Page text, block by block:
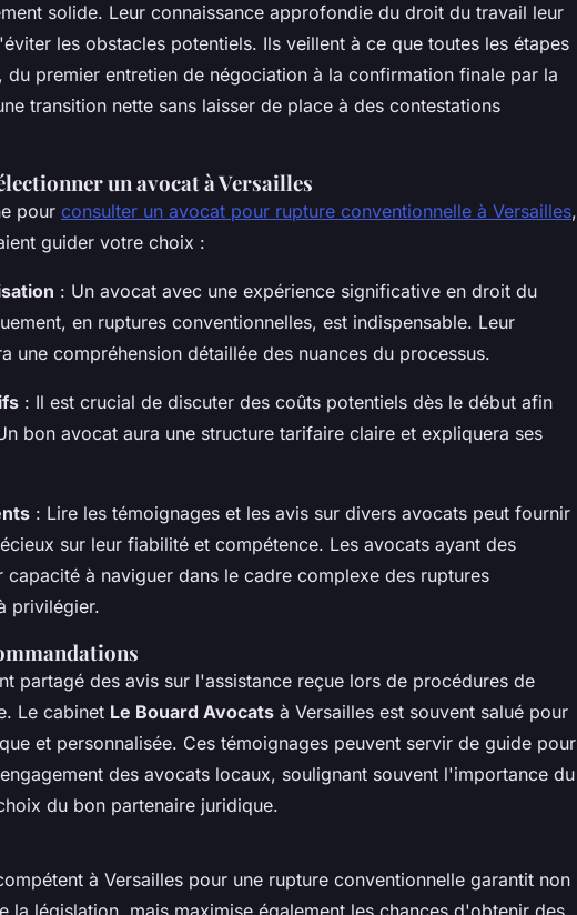
solide. Leur connaissance approfondie du droit du travail leur
les obstacles potentiels. Ils veillent à ce que toutes les étapes
du premier entretien de négociation à la confirmation finale par la
transition nette sans laisser de place à des contestations
un avocat à Versailles
pour consulter un avocat pour rupture conventionnelle à Versailles,
guider votre choix :
: Un avocat avec une expérience significative en droit du
en ruptures conventionnelles, est indispensable. Leur
une compréhension détaillée des nuances du processus.
: Il est crucial de discuter des coûts potentiels dès le début afin
bon avocat aura une structure tarifaire claire et expliquera ses
: Lire les témoignages et les avis sur divers avocats peut fournir
sur leur fiabilité et compétence. Les avocats ayant des
capacité à naviguer dans le cadre complexe des ruptures
privilégier.
partagé des avis sur l'assistance reçue lors de procédures de
Le cabinet Le Bouard Avocats à Versailles est souvent salué pour
et personnalisée. Ces témoignages peuvent servir de guide pour
des avocats locaux, soulignant souvent l'importance du
du bon partenaire juridique.
à Versailles pour une rupture conventionnelle garantit non